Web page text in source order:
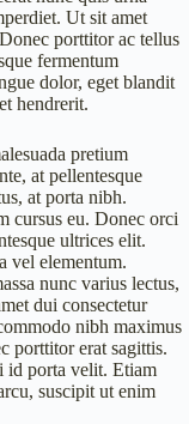
Ut sit amet
porttitor ac tellus
fermentum
dolor, eget blandit
hendrerit.
pretium
at pellentesque
at porta nibh.
cursus eu. Donec orci
ultrices elit.
vel elementum.
nunc varius lectus,
dui consectetur
nibh maximus
porttitor erat sagittis.
id porta velit. Etiam
suscipit ut enim